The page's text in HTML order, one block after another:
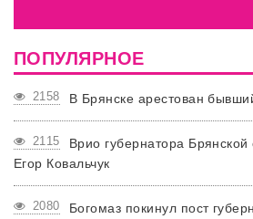
ПОПУЛЯРНОЕ
2158 В Брянске арестован
2115
Врио губернатора Брянской
Егор Ковальчук
2080
Богомаз покинул пост